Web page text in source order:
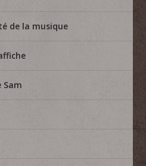
de la musique
Sam